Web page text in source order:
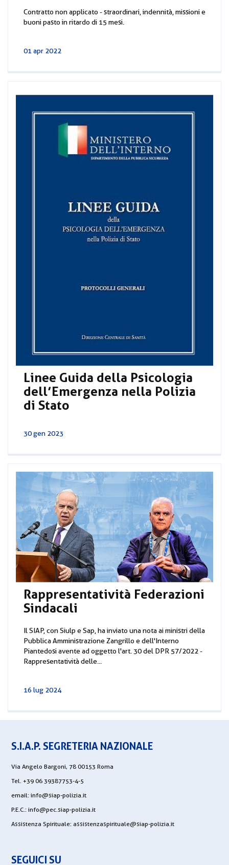
Contratto non applicato - straordinari, indennità, missioni e
buoni pasto in ritardo di 15 mesi.
01 apr 2022
Linee Guida della Psicologia
dell’Emergenza nella Polizia
di Stato
30 gen 2023
Rappresentatività Federazioni
Sindacali
Il SIAP, con Siulp e Sap, ha inviato una nota ai ministri della
Pubblica Amministrazione Zangrillo e dell'Interno
Piantedosi avente ad oggetto l'art. 30 del DPR 57/2022 -
Rappresentatività delle...
16 lug 2024
S.I.A.P. SEGRETERIA NAZIONALE
Via Angelo Bargoni, 78 00153 Roma
Tel. +39 06 39387753-4-5
email: info@siap-polizia.it
P.E.C.: info@pec.siap-polizia.it
Assistenza Spirituale: assistenzaspirituale@siap-polizia.it
SEGUICI SU